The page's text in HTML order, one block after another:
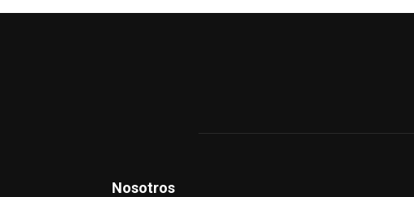
Nosotros